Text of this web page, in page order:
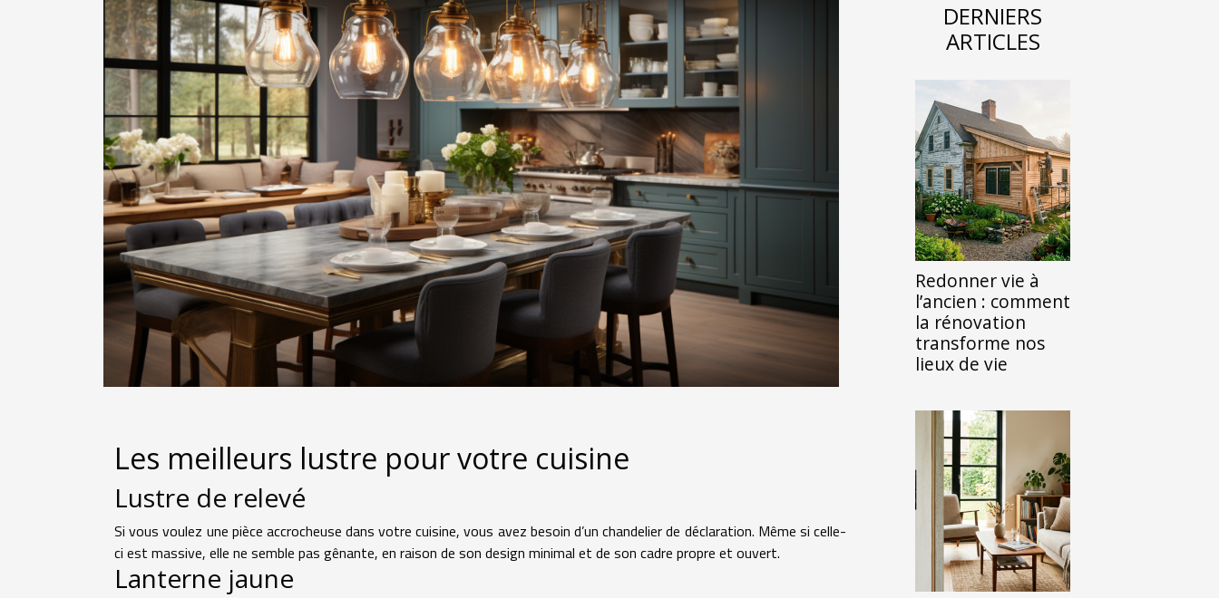
Les meilleurs lustre pour votre cuisine
Lustre de relevé
Si vous voulez une pièce accrocheuse dans votre cuisine, vous avez besoin d’un chandelier de déclaration. Même si celle-
ci est massive, elle ne semble pas gênante, en raison de son design minimal et de son cadre propre et ouvert.
Lanterne jaune
DERNIERS
ARTICLES
Redonner vie à
l’ancien : comment
la rénovation
transforme nos
lieux de vie